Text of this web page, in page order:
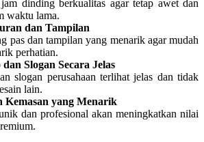
dinding berkualitas agar tetap awet dan
waktu lama.
dan Tampilan
pas dan tampilan yang menarik agar mudah
perhatian.
Slogan Secara Jelas
slogan perusahaan terlihat jelas dan tidak
lain.
Kemasan yang Menarik
dan profesional akan meningkatkan nilai